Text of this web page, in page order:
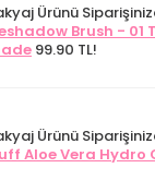
Ürünü
Brush - 01
99.90 TL!
Ürünü
Aloe Vera Hydro